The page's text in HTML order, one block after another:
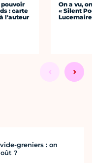
pouvoir
: carte
l'auteur
On a vu,
« Silent
Lucernaire
greniers : on
?